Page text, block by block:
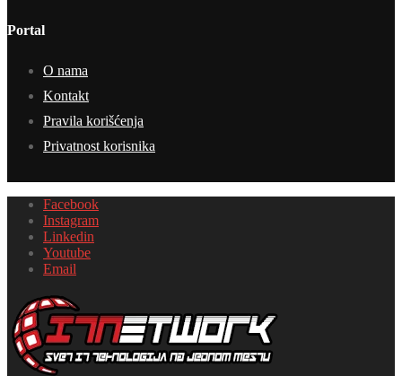
Portal
O nama
Kontakt
Pravila korišćenja
Privatnost korisnika
Facebook
Instagram
Linkedin
Youtube
Email